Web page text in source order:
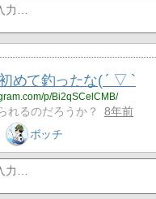
めて釣ったな( ´ ▽ `
p/Bi2qSCelCMB/
れるのだろうか？
8年前
ボッチ